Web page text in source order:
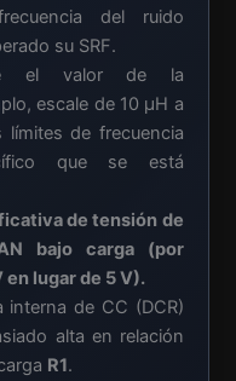
del ruido
su SRF.
el valor de la
escale de 10 µH a
de frecuencia
que se está
de tensión de
bajo carga (por
lugar de 5 V).
de CC (DCR)
alta en relación
R1.